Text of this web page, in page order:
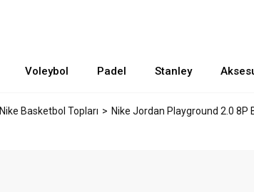
Voleybol Padel Stanley
Nike Basketbol Topları Nike Jordan Playground 2.0 8P